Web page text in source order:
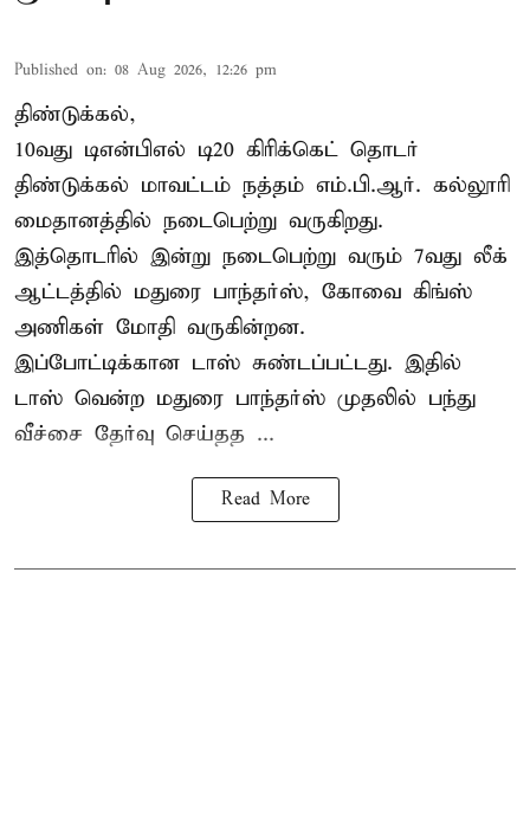
Published on: 08 Aug 2026, 12:26 pm
திண்டுக்கல்,
10வது டிஎன்பிஎல் டி20 கிரிக்கெட் தொடர்
திண்டுக்கல் மாவட்டம் நத்தம் எம்.பி.ஆர். கல்லூரி
மைதானத்தில் நடைபெற்று வருகிறது.
இத்தொடரில் இன்று நடைபெற்று வரும் 7வது லீக்
ஆட்டத்தில் மதுரை பாந்தர்ஸ், கோவை கிங்ஸ்
அணிகள் மோதி வருகின்றன.
இப்போட்டிக்கான டாஸ் சுண்டப்பட்டது. இதில்
டாஸ் வென்ற மதுரை பாந்தர்ஸ் முதலில் பந்து
வீச்சை தேர்வு செய்தத ...
Read More